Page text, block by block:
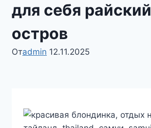
для себя райский
остров
Отadmin 12.11.2025